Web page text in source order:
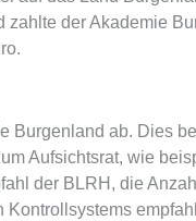
der Akademie
Burgenland ab. Dies
Aufsichtsrat, wie
der BLRH, die